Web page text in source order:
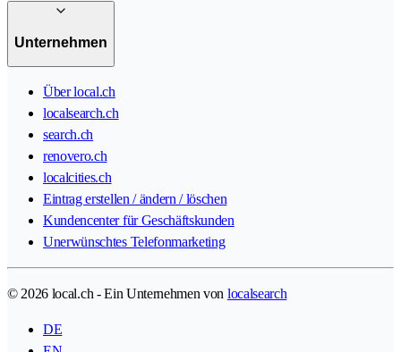
Unternehmen
Über local.ch
localsearch.ch
search.ch
renovero.ch
localcities.ch
Eintrag erstellen / ändern / löschen
Kundencenter für Geschäftskunden
Unerwünschtes Telefonmarketing
© 2026 local.ch - Ein Unternehmen von localsearch
DE